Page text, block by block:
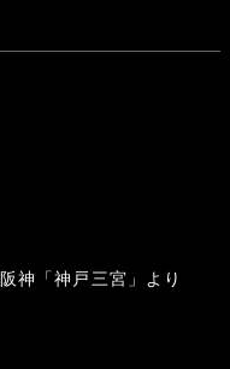
神「神戸三宮」より